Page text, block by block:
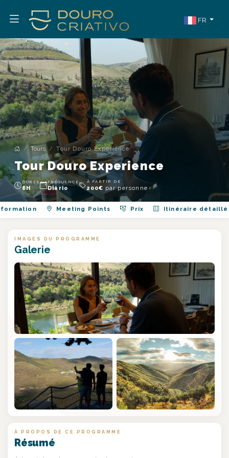
FR
Tours Tour Douro Experience
Tour Douro Experience
DURÉE
8H
FRÉQUENCE
Diário
À PARTIR DE
200€ par personne
Meeting Points Prix Itinéraire détaillé
IMAGES DU PROGRAMME
Galerie
À PROPOS DE CE PROGRAMME
Résumé